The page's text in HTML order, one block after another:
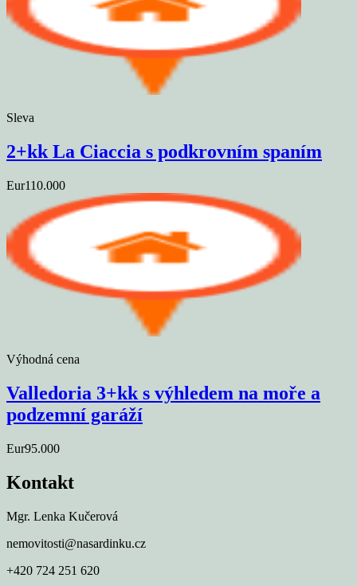
Sleva
2+kk La Ciaccia s podkrovním spaním
Eur110.000
Výhodná cena
Valledoria 3+kk s výhledem na moře a
podzemní garáží
Eur95.000
Kontakt
Mgr. Lenka Kučerová
nemovitosti@nasardinku.cz
+420 724 251 620